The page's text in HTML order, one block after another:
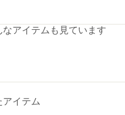
アイテムも見ています
アイテム